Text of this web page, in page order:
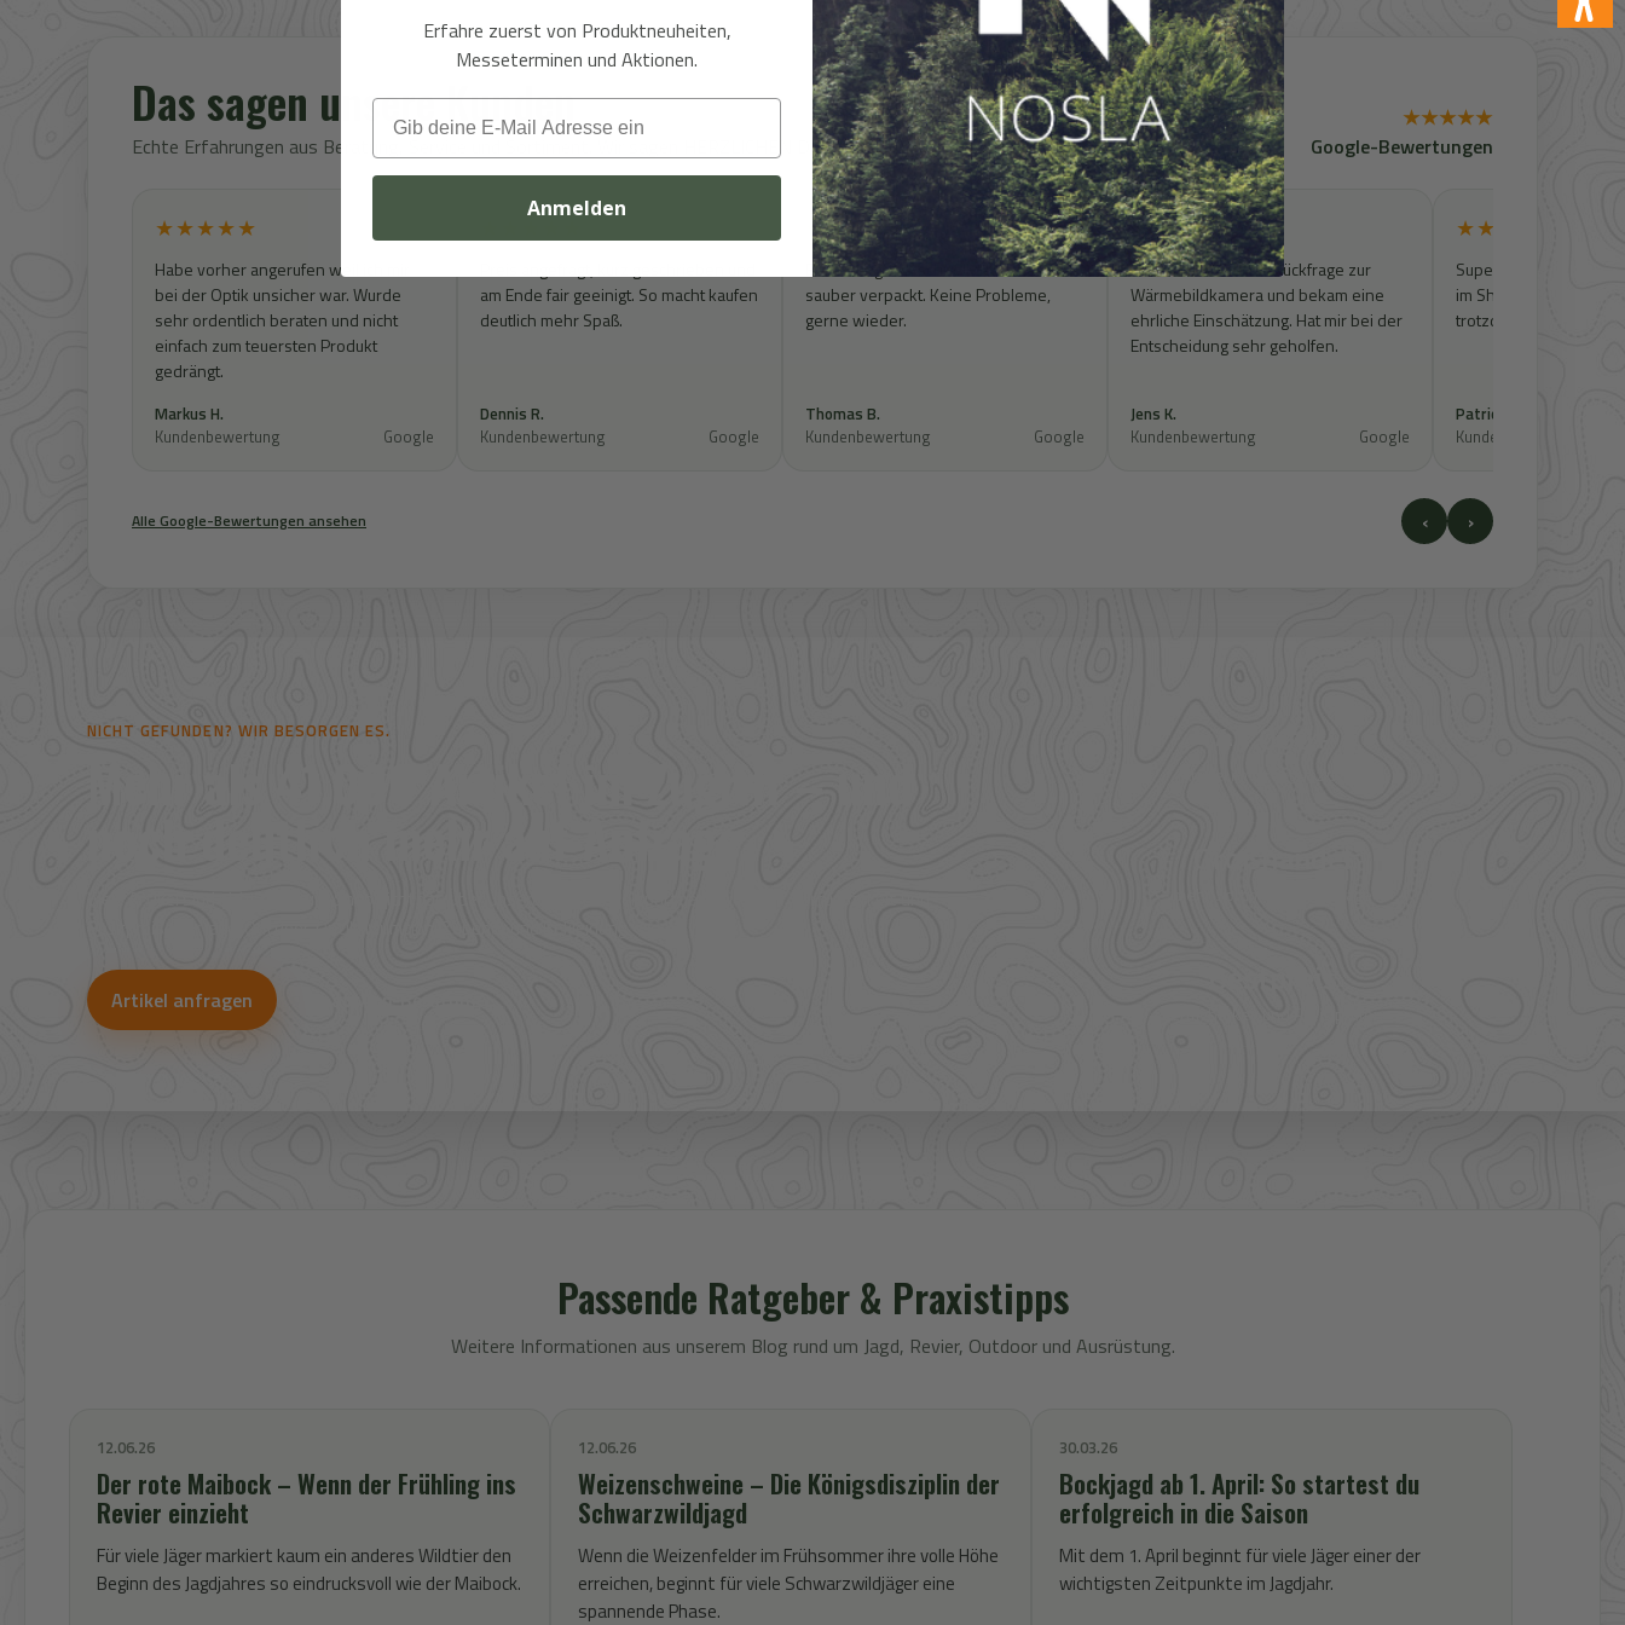
Das sagen unsere Kunden
Echte Erfahrungen aus Beratung, Service und Sortiment. Wir sagen HERZLICHEN DANK!
★★★★★
Google-Bewertungen
★★★★★
Habe vorher angerufen weil ich mir
bei der Optik unsicher war. Wurde
sehr ordentlich beraten und nicht
einfach zum teuersten Produkt
gedrängt.
Markus H.
Kundenbewertung
Google
am Ende fair geeinigt. So macht kaufen
deutlich mehr Spaß.
Dennis R.
Kundenbewertung
Google
★★★★★
Bestellung war schnell da und alles
sauber verpackt. Keine Probleme,
gerne wieder.
Thomas B.
Kundenbewertung
Google
★★★★★
Ich hatte noch eine Rückfrage zur
Wärmebildkamera und bekam eine
ehrliche Einschätzung. Hat mir bei der
Entscheidung sehr geholfen.
Jens K.
Kundenbewertung
Google
★★★★★
Super Kontakt. Artikel
im Shop zu finden,
trotzdem geprüft und
Patrick S.
Kundenbewertung
Alle Google-Bewertungen ansehen ‹ ›
NICHT GEFUNDEN? WIR BESORGEN ES.
Artikel anfragen
Passende Ratgeber & Praxistipps
Weitere Informationen aus unserem Blog rund um Jagd, Revier, Outdoor und Ausrüstung.
12.06.26
Der rote Maibock – Wenn der Frühling ins
Revier einzieht
Für viele Jäger markiert kaum ein anderes Wildtier den
Beginn des Jagdjahres so eindrucksvoll wie der Maibock.
12.06.26
Weizenschweine – Die Königsdisziplin der
Schwarzwildjagd
Wenn die Weizenfelder im Frühsommer ihre volle Höhe
erreichen, beginnt für viele Schwarzwildjäger eine
spannende Phase.
30.03.26
Bockjagd ab 1. April: So startest du
erfolgreich in die Saison
Mit dem 1. April beginnt für viele Jäger einer der
wichtigsten Zeitpunkte im Jagdjahr.
Erfahre zuerst von Produktneuheiten,
Messeterminen und Aktionen.
Email
Anmelden